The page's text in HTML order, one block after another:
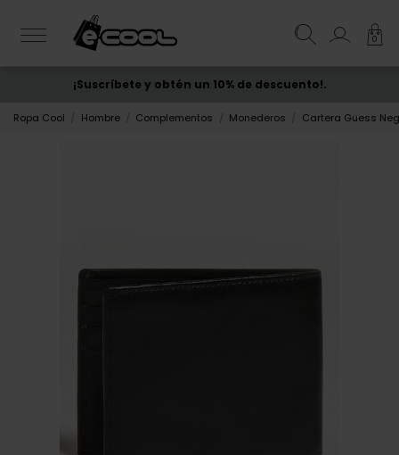
0
ENVÍO GRATIS desde 50€
¡Suscríbete y obtén un 10% de descuento!.
Ropa Cool Hombre Complementos Monederos Cartera Guess